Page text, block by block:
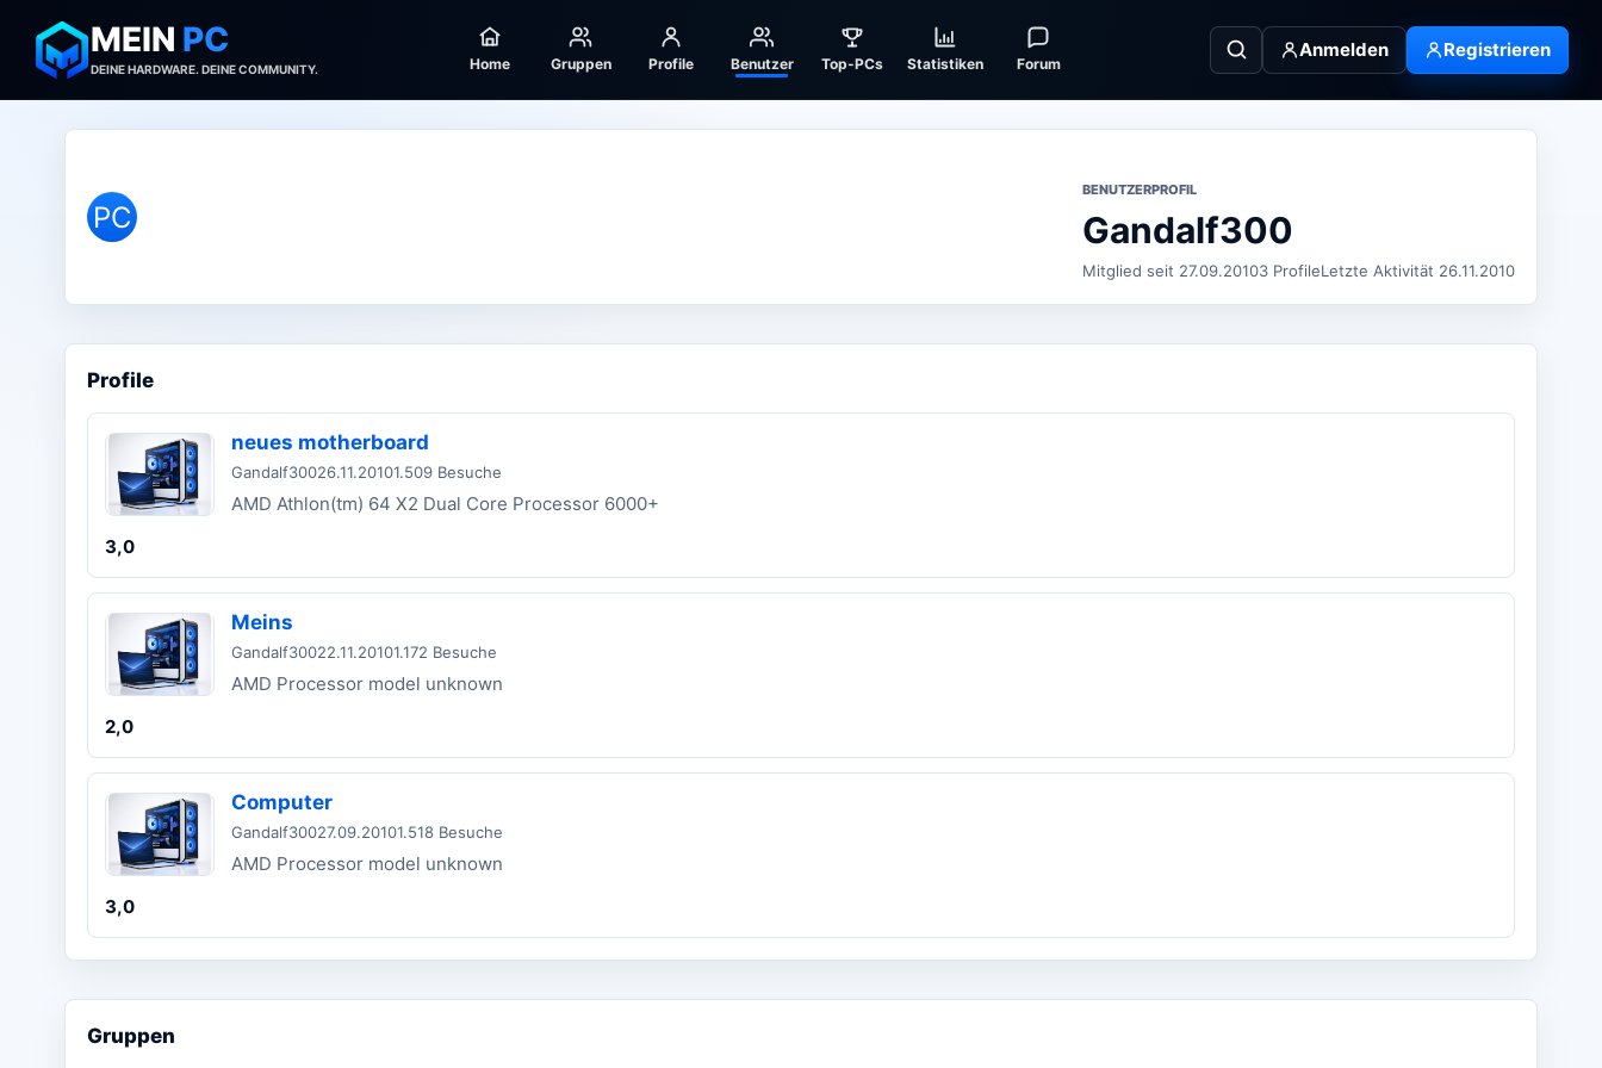
MEIN PC
DEINE HARDWARE. DEINE COMMUNITY. Home Gruppen Profile Benutzer Top-PCs Statistiken Forum
Anmelden Registrieren
PC
BENUTZERPROFIL
Gandalf300
Mitglied seit 27.09.20103 ProfileLetzte Aktivität 26.11.2010
Profile
neues motherboard
Gandalf30026.11.20101.509 Besuche
AMD Athlon(tm) 64 X2 Dual Core Processor 6000+
3,0
Meins
Gandalf30022.11.20101.172 Besuche
AMD Processor model unknown
2,0
Computer
Gandalf30027.09.20101.518 Besuche
AMD Processor model unknown
3,0
Gruppen